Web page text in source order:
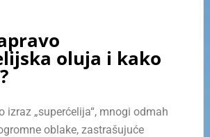
oluja i kako
izraz „superćelija“, mnogi odmah
oblake, zastrašujuće